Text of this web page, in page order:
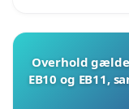
Overhold
EB10 og EB11,